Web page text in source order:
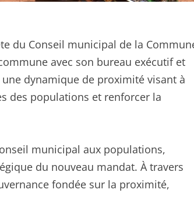
du Conseil municipal de la
avec son bureau exécutif et
dynamique de proximité visant à
des populations et renforcer la
municipal aux populations,
du nouveau mandat. À travers
fondée sur la proximité,